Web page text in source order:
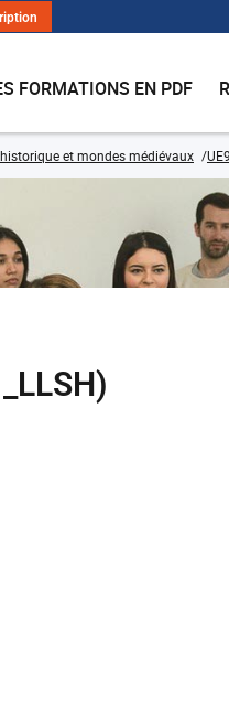
FORMATIONS EN PDF
et mondes médiévaux